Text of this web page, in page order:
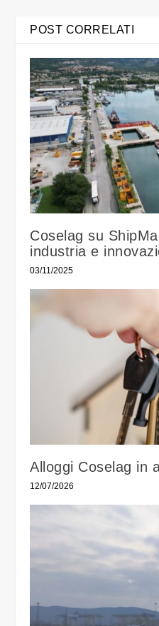
POST CORRELATI
Coselag su
industria e
03/11/2025
Alloggi Coselag in
12/07/2026